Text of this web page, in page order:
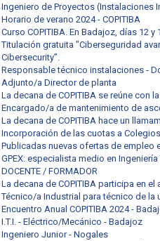
Ingeniero de Proyectos (Instalaciones
Horario de verano 2024 - COPITIBA
Curso COPITIBA. En Badajoz, días 12
Titulación gratuita "Ciberseguridad
Cibersecurity”.
Responsable técnico instalaciones -
Adjunto/a Director de planta
La decana de COPITIBA se reúne con
Encargado/a de mantenimiento de
La decana de COPITIBA hace un
Incorporación de las cuotas a
Publicadas nuevas ofertas de empleo
GPEX: especialista medio en Ingeniería
DOCENTE / FORMADOR
La decana de COPITIBA participa en
Técnico/a Industrial para técnico de la
Encuentro Anual COPITIBA 2024 -
I.T.I. - Eléctrico/Mecánico - Badajoz
Ingeniero Junior - Nogales